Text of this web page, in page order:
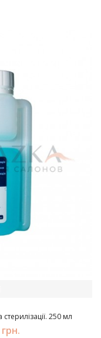
250 мл